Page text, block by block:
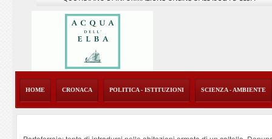
HOME CRONACA POLITICA - ISTITUZIONI SCIENZA - AMBIENTE